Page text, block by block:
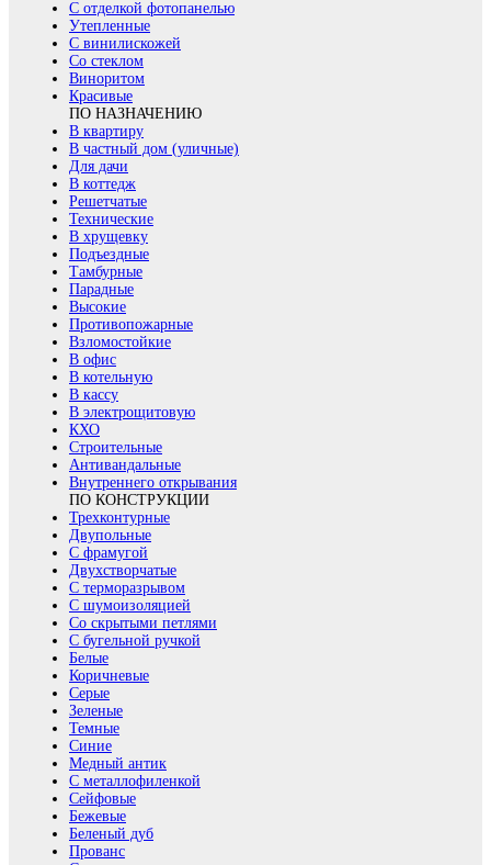
С отделкой фотопанелью
Утепленные
С винилискожей
Со стеклом
Виноритом
Красивые
ПО НАЗНАЧЕНИЮ
В квартиру
В частный дом (уличные)
Для дачи
В коттедж
Решетчатые
Технические
В хрущевку
Подъездные
Тамбурные
Парадные
Высокие
Противопожарные
Взломостойкие
В офис
В котельную
В кассу
В электрощитовую
КХО
Строительные
Антивандальные
Внутреннего открывания
ПО КОНСТРУКЦИИ
Трехконтурные
Двупольные
С фрамугой
Двухстворчатые
С терморазрывом
С шумоизоляцией
Со скрытыми петлями
С бугельной ручкой
Белые
Коричневые
Серые
Зеленые
Темные
Синие
Медный антик
С металлофиленкой
Сейфовые
Бежевые
Беленый дуб
Прованс